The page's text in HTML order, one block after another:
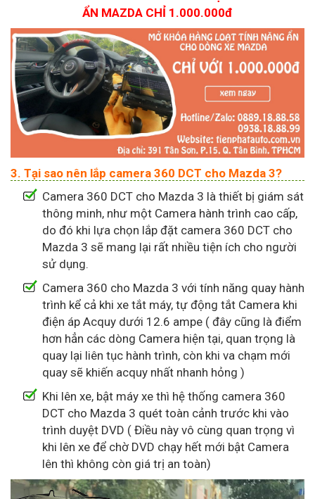
ẨN MAZDA CHỈ 1.000.000đ
3. Tại sao nên lắp camera 360 DCT cho Mazda 3?
Camera 360 DCT cho Mazda 3 là thiết bị giám sát
thông minh, như một Camera hành trình cao cấp,
do đó khi lựa chọn lắp đặt camera 360 DCT cho
Mazda 3 sẽ mang lại rất nhiều tiện ích cho người
sử dụng.
Camera 360 cho Mazda 3 với tính năng quay hành
trình kể cả khi xe tắt máy, tự động tắt Camera khi
điện áp Acquy dưới 12.6 ampe ( đây cũng là điểm
hơn hẳn các dòng Camera hiện tại, quan trọng là
quay lại liên tục hành trình, còn khi va chạm mới
quay sẽ khiến acquy nhất nhanh hỏng )
Khi lên xe, bật máy xe thì hệ thống camera 360
DCT cho Mazda 3 quét toàn cảnh trước khi vào
trình duyệt DVD ( Điều này vô cùng quan trọng vì
khi lên xe để chờ DVD chạy hết mới bật Camera
lên thì không còn giá trị an toàn)